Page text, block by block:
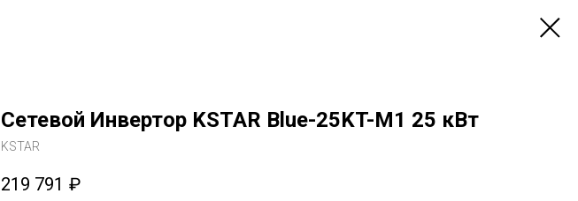
Сетевой Инвертор KSTAR Blue-25KT-M1 25 кВт
KSTAR
219 791 ₽